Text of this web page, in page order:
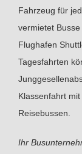
Fahrzeug für
vermietet
Flughafen
Tagesfahrten
Klassenfahrt
Reisebussen.
Ihr